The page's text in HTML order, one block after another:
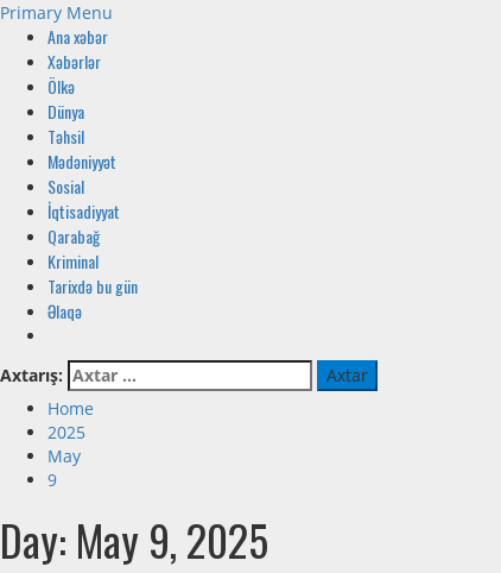
Primary Menu
Ana xəbər
Xəbərlər
Ölkə
Dünya
Təhsil
Mədəniyyət
Sosial
İqtisadiyyat
Qarabağ
Kriminal
Tarixdə bu gün
Əlaqə
Axtarış:
Home
2025
May
9
Day: May 9, 2025